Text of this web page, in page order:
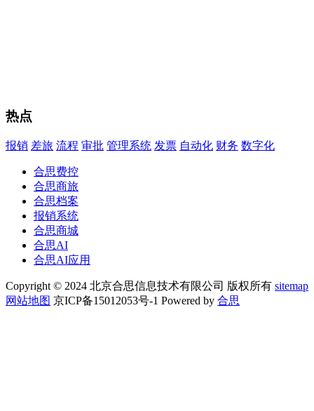
热点
报销 差旅 流程 审批 管理系统 发票 自动化 财务 数字化
合思费控
合思商旅
合思档案
报销系统
合思商城
合思AI
合思AI应用
Copyright © 2024 北京合思信息技术有限公司 版权所有 sitemap
网站地图 京ICP备15012053号-1 Powered by 合思